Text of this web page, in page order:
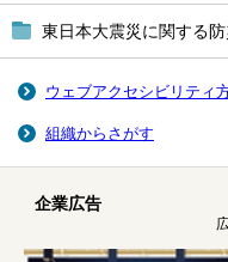
東日本大震災に関する
ウェブアクセシビリティ
組織からさがす
企業広告